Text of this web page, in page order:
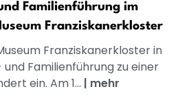
Familienführung im
Franziskanerkloster
Franziskanerkloster in
Familienführung zu einer
ein. Am 1... | mehr